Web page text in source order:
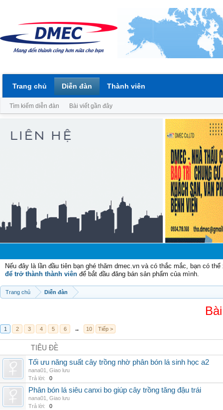
Nếu đây là lần đầu tiên bạn ghé thăm dmec.vn và có thắc mắc, bạn có
để trở thành thành viên để bắt đầu đăng bán sản phẩm của mình.
Trang chủ Diễn đàn
1 2 3 4 5 6 → 10 Tiếp >
TIÊU ĐỀ
Tối ưu năng suất cây trồng nhờ phân bón lá sinh học a2
nana01
Giao lưu
Trả lời:
0
Phân bón lá siêu canxi bo giúp cây trồng tăng đậu trái
nana01
Giao lưu
Trả lời:
0
Trang chủ Diễn đàn
Tìm kiếm diễn đàn Bài viết gần đây
Thành viên